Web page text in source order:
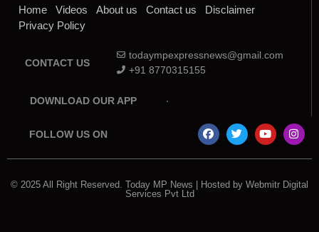
Home Videos About us Contact us
Disclaimer
Privacy Policy
CONTACT US
todaympexpressnews@gmail.com
+91 8770315155
DOWNLOAD OUR APP
FOLLOW US ON
© 2025 All Right Reserved. Today MP News | Hosted by Webmitr Digital
Services Pvt Ltd